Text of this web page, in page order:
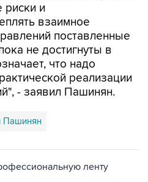
риски и
взаимное
поставленные
не достигнуты в
что надо
реализации
- заявил Пашинян.
Пашинян
ленту